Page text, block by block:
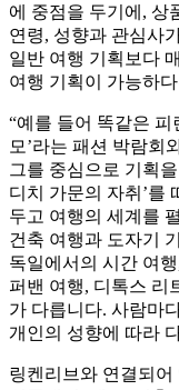
에 중점을 두기에, 상
연령, 성향과 관심사
일반 여행 기획보다
여행 기획이 가능하
“예를 들어 똑같은 피
모’라는 패션 박람회
그를 중심으로 기획
디치 가문의 자취’를
두고 여행의 세계를
건축 여행과 도자기
독일에서의 시간 여
퍼밴 여행, 디톡스 리
가 다릅니다. 사람마
개인의 성향에 따라
링켄리브와 연결되